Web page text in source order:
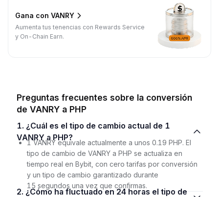
Gana con VANRY
Aumenta tus tenencias con Rewards Service
y On-Chain Earn.
Preguntas frecuentes sobre la conversión
de VANRY a PHP
1. ¿Cuál es el tipo de cambio actual de 1
VANRY a PHP?
1 VANRY equivale actualmente a unos 0.19 PHP. El
tipo de cambio de VANRY a PHP se actualiza en
tiempo real en Bybit, con cero tarifas por conversión
y un tipo de cambio garantizado durante
15 segundos una vez que confirmas.
2. ¿Cómo ha fluctuado en 24 horas el tipo de